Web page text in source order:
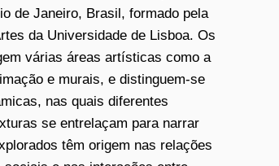
de Janeiro, Brasil, formado pela
da Universidade de Lisboa. Os
várias áreas artísticas como a
e murais, e distinguem-se
nas quais diferentes
se entrelaçam para narrar
têm origem nas relações